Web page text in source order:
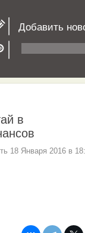
Добавить
в
18 Января 2016 в